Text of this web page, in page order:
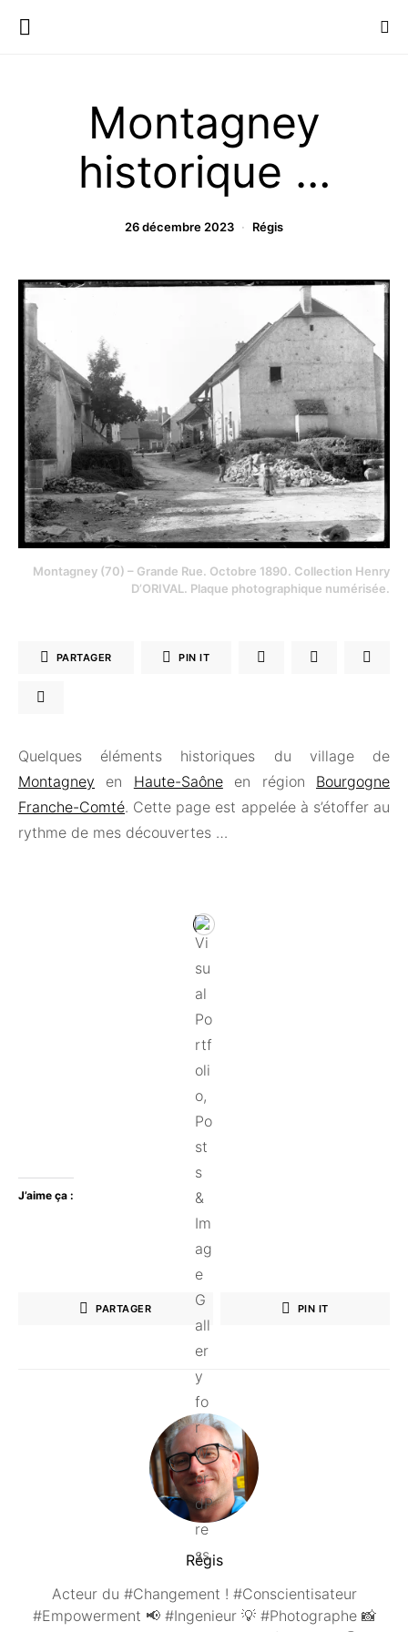
Montagney
historique …
26 décembre 2023 Régis
Montagney (70) – Grande Rue. Octobre 1890. Collection Henry
D’ORIVAL. Plaque photographique numérisée.
PARTAGER PIN IT
Quelques éléments historiques du village de
Montagney en Haute-Saôneen région Bourgogne
Franche-Comté. Cette page est appelée à s’étoffer au
rythme de mes découvertes …
J’aime ça :
PARTAGER PIN IT
Régis
Acteur du #Changement ! #Conscientisateur
#Empowerment 📢 #Ingenieur 💡 #Photographe 📸